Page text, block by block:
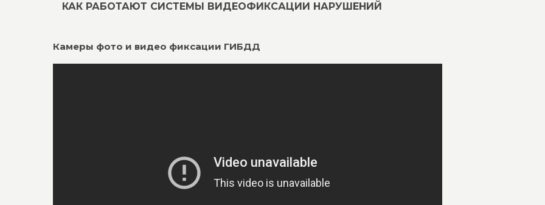
КАК РАБОТАЮТ СИСТЕМЫ ВИДЕОФИКСАЦИИ НАРУШЕНИЙ
Камеры фото и видео фиксации ГИБДД